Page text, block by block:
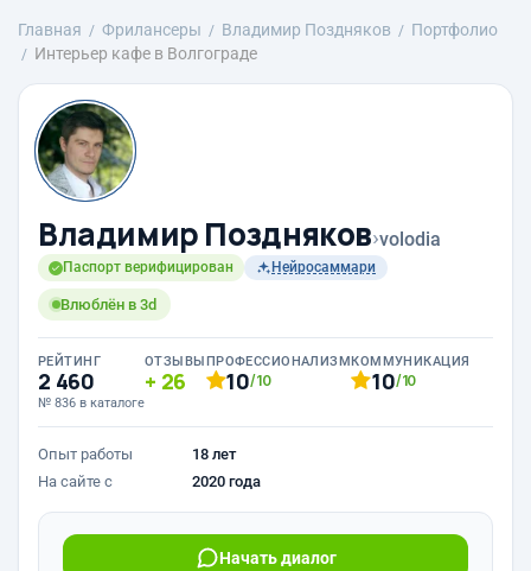
Главная Фрилансеры Владимир Поздняков
Портфолио
Интерьер кафе в Волгограде
Владимир Поздняков›volodia
Паспорт верифицирован Нейросаммари
Влюблён в 3d
РЕЙТИНГ
2 460
№ 836 в каталоге
ОТЗЫВЫ
26
ПРОФЕССИОНАЛИЗМ
10/10
КОММУНИКАЦИЯ
10/10
Опыт работы
18 лет
На сайте с
2020 года
Начать диалог